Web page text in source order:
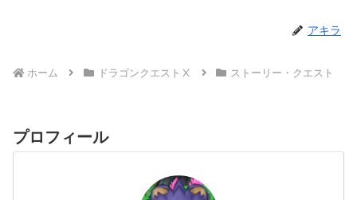
アキラ
ホーム ドラゴンクエストⅩ ストーリー・クエスト
プロフィール